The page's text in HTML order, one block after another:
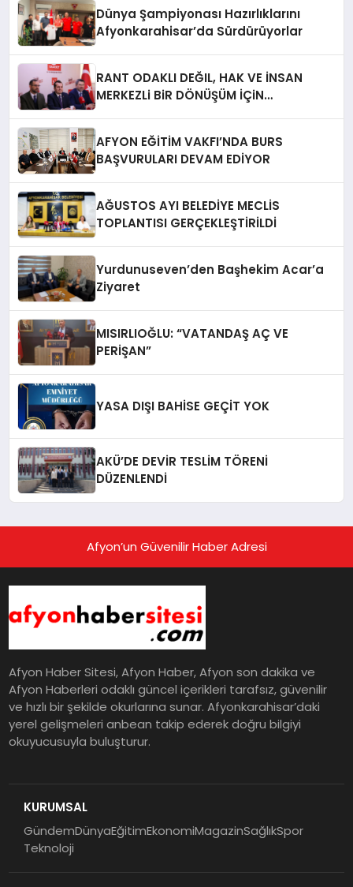
Dünya Şampiyonası Hazırlıklarını
Afyonkarahisar’da Sürdürüyorlar
RANT ODAKLI DEĞIL, HAK VE İNSAN
MERKEZLi BiR DÖNÜŞÜM İÇiN
AFYON EĞİTİM VAKFI’NDA BURS
BAŞVURULARI DEVAM EDİYOR
AĞUSTOS AYI BELEDİYE MECLİS
TOPLANTISI GERÇEKLEŞTİRİLDİ
Yurdunuseven’den Başhekim Acar’a
Ziyaret
MISIRLIOĞLU: “VATANDAŞ AÇ VE
PERİŞAN”
YASA DIŞI BAHİSE GEÇİT YOK
AKÜ’DE DEVİR TESLİM TÖRENİ
DÜZENLENDİ
Afyon’un Güvenilir Haber Adresi
Afyon Haber Sitesi, Afyon Haber, Afyon son dakika ve
Afyon Haberleri odaklı güncel içerikleri tarafsız, güvenilir
ve hızlı bir şekilde okurlarına sunar. Afyonkarahisar’daki
yerel gelişmeleri anbean takip ederek doğru bilgiyi
okuyucusuyla buluşturur.
KURUMSAL
GündemDünyaEğitimEkonomiMagazinSağlıkSpor
Teknoloji